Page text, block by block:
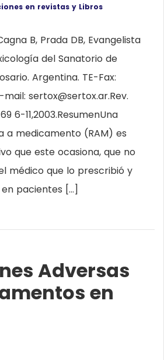
en revistas y Libros
B, Prada DB, Evangelista
del Sanatorio de
Argentina. TE-Fax:
sertox@sertox.ar.Rev.
6-11,2003.ResumenUna
a medicamento (RAM) es
que este ocasiona, que no
médico que lo prescribió y
pacientes […]
Adversas
en